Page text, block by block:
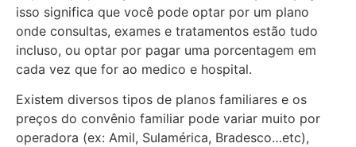
isso significa que você pode optar por um plano
onde consultas, exames e tratamentos estão tudo
incluso, ou optar por pagar uma porcentagem em
cada vez que for ao medico e hospital.
Existem diversos tipos de planos familiares e os
preços do convênio familiar pode variar muito por
operadora (ex: Amil, Sulamérica, Bradesco…etc),